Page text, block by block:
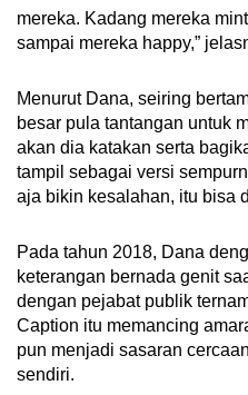
mereka. Kadang mereka
sampai mereka happy,”
Menurut Dana, seiring
besar pula tantangan untuk
akan dia katakan serta
tampil sebagai versi
aja bikin kesalahan, itu bisa
Pada tahun 2018, Dana
keterangan bernada genit
dengan pejabat publik
Caption itu memancing
pun menjadi sasaran
sendiri.